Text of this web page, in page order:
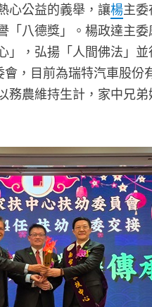
心公益的義舉，讓楊主
「八德獎」。楊政達主
」，弘揚「人間佛法」
，目前為瑞特汽車股
務農維持生計，家中兄